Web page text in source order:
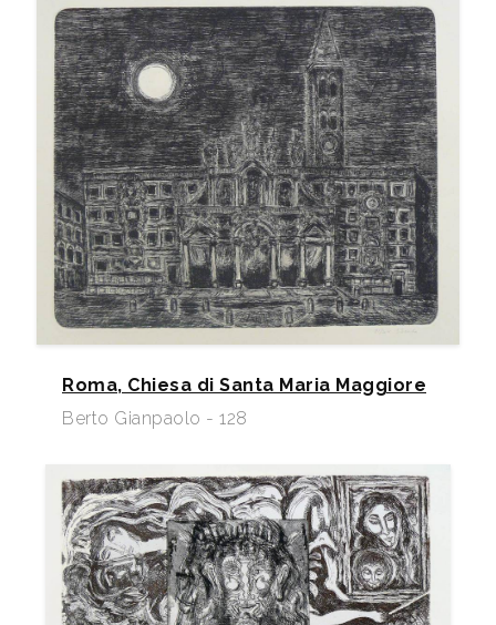
Roma, Chiesa di Santa Maria Maggiore
Berto Gianpaolo - 128